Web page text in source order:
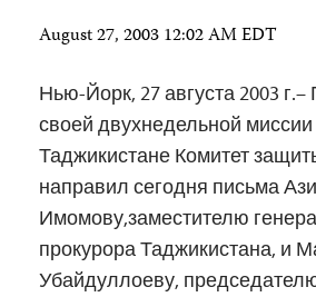
August 27, 2003 12:02 AM EDT
Нью-Йорк, 27 августа 2003
своей двухнедельной миссии
Таджикистане Комитет
направил сегодня письма
Имомову,заместителю
прокурора Таджикистана, и
Убайдуллоеву,